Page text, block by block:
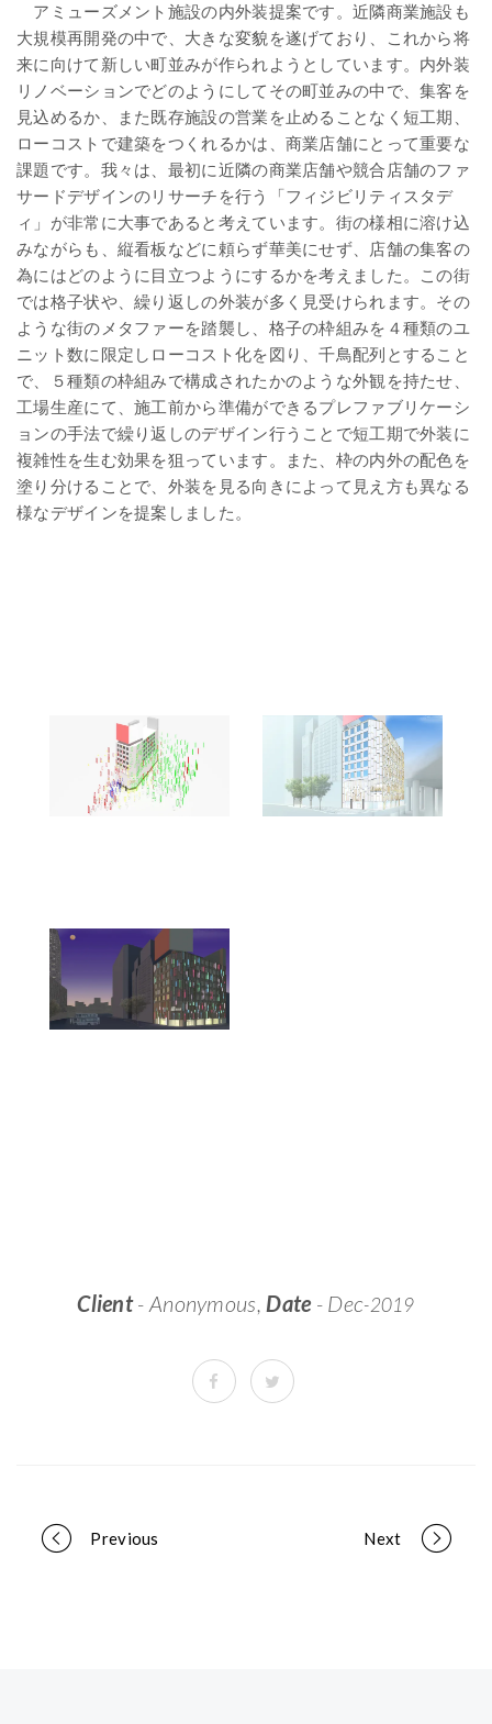
アミューズメント施設の内外装提案です。近隣商業施設も
大規模再開発の中で、大きな変貌を遂げており、これから将
来に向けて新しい町並みが作られようとしています。内外装
リノベーションでどのようにしてその町並みの中で、集客を
見込めるか、また既存施設の営業を止めることなく短工期、
ローコストで建築をつくれるかは、商業店舗にとって重要な
課題です。我々は、最初に近隣の商業店舗や競合店舗のファ
サードデザインのリサーチを行う「フィジビリティスタデ
ィ」が非常に大事であると考えています。街の様相に溶け込
みながらも、縦看板などに頼らず華美にせず、店舗の集客の
為にはどのように目立つようにするかを考えました。この街
では格子状や、繰り返しの外装が多く見受けられます。その
ような街のメタファーを踏襲し、格子の枠組みを４種類のユ
ニット数に限定しローコスト化を図り、千鳥配列とすること
で、５種類の枠組みで構成されたかのような外観を持たせ、
工場生産にて、施工前から準備ができるプレファブリケーシ
ョンの手法で繰り返しのデザイン行うことで短工期で外装に
複雑性を生む効果を狙っています。また、枠の内外の配色を
塗り分けることで、外装を見る向きによって見え方も異なる
様なデザインを提案しました。
Client- Anonymous, Date - Dec-2019
Portfolio
Previous Next